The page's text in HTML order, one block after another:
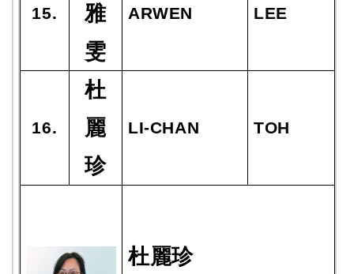
15.
雅
雯
ARWEN LEE
16.
杜
麗
珍
LI-CHAN TOH
杜麗珍